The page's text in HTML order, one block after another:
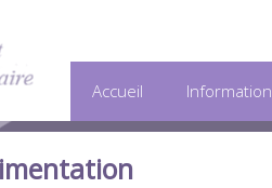
Accueil